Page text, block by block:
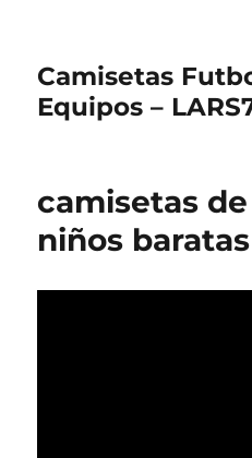
Camisetas
Equipos –
camisetas
niños baratas